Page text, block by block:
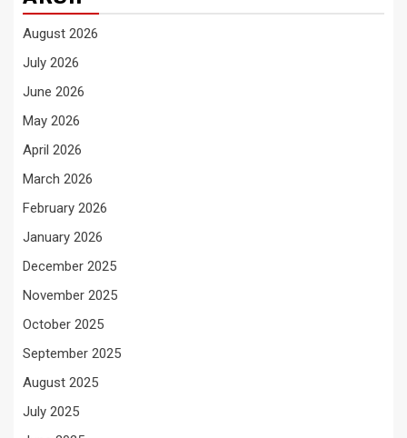
August 2026
July 2026
June 2026
May 2026
April 2026
March 2026
February 2026
January 2026
December 2025
November 2025
October 2025
September 2025
August 2025
July 2025